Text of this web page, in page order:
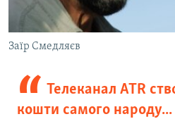
Заїр Смедляєв
Телеканал ATR
кошти самого